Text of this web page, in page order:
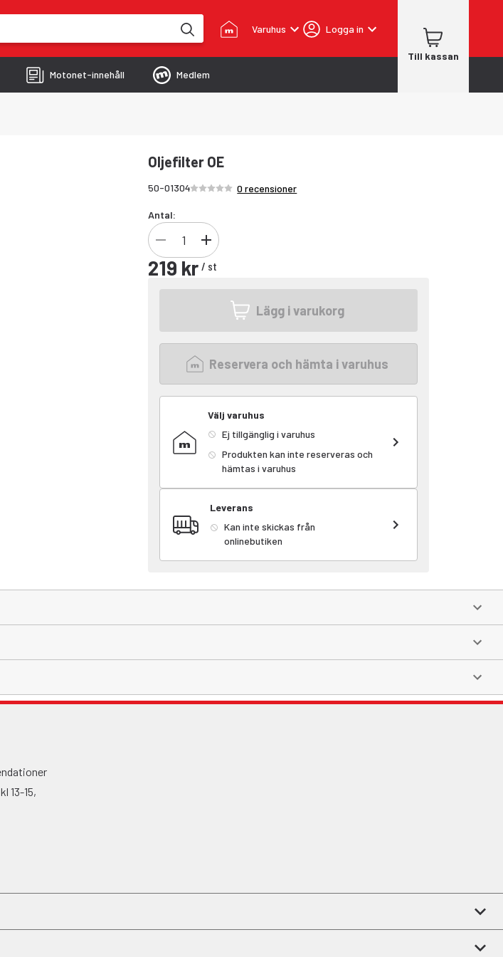
Varuhus Logga in
Till kassan
Motonet-innehåll Medlem
Oljefilter OE
50-01304Betyg /5 stjärnor
0 recensioner
Antal:
219 kr / st
Lägg i varukorg
Reservera och hämta i varuhus
Välj varuhus
Ej tillgänglig i varuhus
Produkten kan inte reserveras och
hämtas i varuhus
Leverans
Kan inte skickas från
onlinebutiken
13-15,